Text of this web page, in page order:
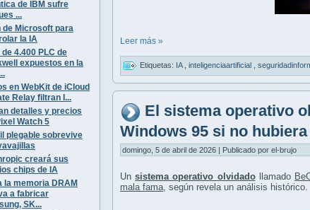
de IBM sufre
...
de Microsoft para
la IA
de 4.400 PLC de
expuestos en la
en WebKit de iCloud
Relay filtran I...
detalles y precios
Watch 5
plegable sobrevive
creará sus
chips de IA
la memoria DRAM
a fabricar
SK...
Leer más »
Etiquetas: IA inteligenciaartificial
El sistema operativo
Windows 95 si no
domingo, 5 de abril de 2026 | Publicado por el-brujo
Unsistema operativo olvidadollamado
mala fama , según revela un análisis histórico.